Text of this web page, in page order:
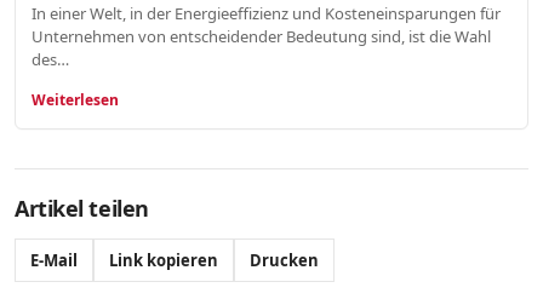
In einer Welt, in der Energieeffizienz und Kosteneinsparungen für
Unternehmen von entscheidender Bedeutung sind, ist die Wahl
des…
Weiterlesen
Artikel teilen
E-Mail Link kopieren Drucken